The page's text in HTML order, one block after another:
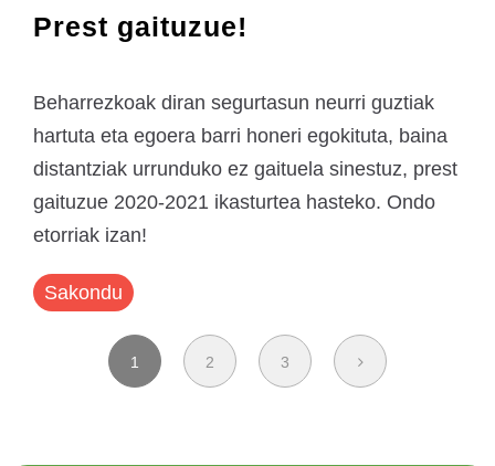
Prest gaituzue!
Beharrezkoak diran segurtasun neurri guztiak
hartuta eta egoera barri honeri egokituta, baina
distantziak urrunduko ez gaituela sinestuz, prest
gaituzue 2020-2021 ikasturtea hasteko. Ondo
etorriak izan!
Sakondu
1 2 3